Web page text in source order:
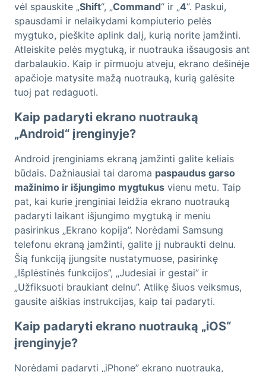
vėl spauskite „Shift“, „Command“ ir „4“. Paskui,
spausdami ir nelaikydami kompiuterio pelės
mygtuko, pieškite aplink dalį, kurią norite įamžinti.
Atleiskite pelės mygtuką, ir nuotrauka išsaugosis ant
darbalaukio. Kaip ir pirmuoju atveju, ekrano dešinėje
apačioje matysite mažą nuotrauką, kurią galėsite
tuoj pat redaguoti.
Kaip padaryti ekrano nuotrauką
„Android“ įrenginyje?
Android įrenginiams ekraną įamžinti galite keliais
būdais. Dažniausiai tai daroma paspaudus garso
mažinimo ir išjungimo mygtukus vienu metu. Taip
pat, kai kurie įrenginiai leidžia ekrano nuotrauką
padaryti laikant išjungimo mygtuką ir meniu
pasirinkus „Ekrano kopija”. Norėdami Samsung
telefonu ekraną įamžinti, galite jį nubraukti delnu.
Šią funkciją įjungsite nustatymuose, pasirinkę
„Išplėstinės funkcijos”, „Judesiai ir gestai” ir
„Užfiksuoti braukiant delnu”. Atlikę šiuos veiksmus,
gausite aiškias instrukcijas, kaip tai padaryti.
Kaip padaryti ekrano nuotrauką „iOS“
įrenginyje?
Norėdami padaryti „iPhone” ekrano nuotrauką,